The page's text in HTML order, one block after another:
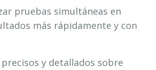
pruebas simultáneas en
más rápidamente y con
y detallados sobre